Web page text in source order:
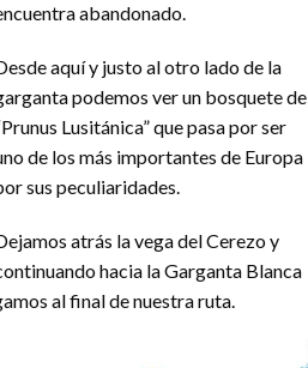
abandonado.
aquí y justo al otro lado de la
podemos ver un bosquete de
Lusitánica” que pasa por ser
de los más importantes de Europa
sus peculiaridades.
atrás la vega del Cerezo y
hacia la Garganta Blanca
al final de nuestra ruta.